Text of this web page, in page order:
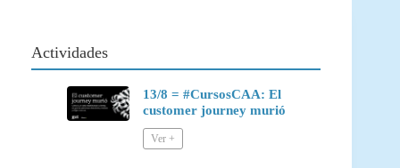
Actividades
13/8 = #CursosCAA: El
customer journey murió